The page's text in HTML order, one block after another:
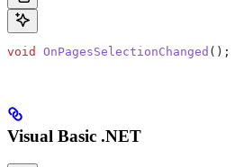
void OnPagesSelectionChanged ();
Visual Basic .NET